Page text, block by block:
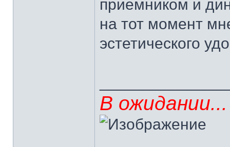
приемником и
на тот момент
эстетического
В ожидании...